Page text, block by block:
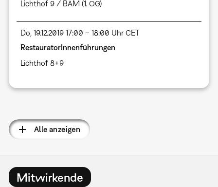
Lichthof 9 / BÄM (1. OG)
Do, 19.12.2019 17:00 – 18:00 Uhr CET
RestauratorInnenführungen
Lichthof 8+9
Alle anzeigen
Mitwirkende